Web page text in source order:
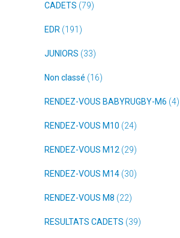
CADETS (79)
EDR (191)
JUNIORS (33)
Non classé (16)
RENDEZ-VOUS BABYRUGBY-M6 (4)
RENDEZ-VOUS M10 (24)
RENDEZ-VOUS M12 (29)
RENDEZ-VOUS M14 (30)
RENDEZ-VOUS M8 (22)
RESULTATS CADETS (39)